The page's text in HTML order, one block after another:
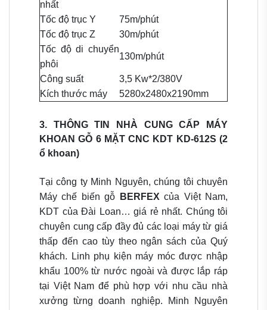
nhất
Tốc độ trục Y
75m/phút
Tốc độ trục Z
30m/phút
Tốc độ di chuyển
phôi
130m/phút
Công suất
3,5 Kw*2/380V
Kích thước máy
5280x2480x2190mm
3. THÔNG TIN NHÀ CUNG CẤP MÁY
KHOAN GỖ 6 MẶT CNC KDT KD-612S (2
ổ khoan)
Tại công ty Minh Nguyên, chúng tôi chuyên
Máy chế biến gỗ
BERFEXcủa Việt Nam,
KDT của Đài Loan… giá rẻ nhất. Chúng tôi
chuyên cung cấp đầy đủ các loại máy từ giá
thấp đến cao tùy theo ngân sách của Quý
khách. Linh phụ kiện máy móc được nhập
khẩu 100% từ nước ngoài và được lắp ráp
tại Việt Nam để phù hợp với nhu cầu nhà
xưởng từng doanh nghiệp. Minh Nguyên